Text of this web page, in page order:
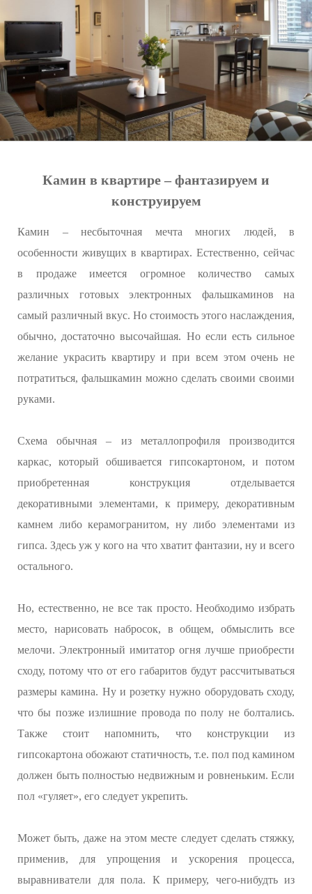
Камин в квартире – фантазируем и
конструируем
Камин – несбыточная мечта многих людей, в
особенности живущих в квартирах. Естественно, сейчас
в продаже имеется огромное количество самых
различных готовых электронных фальшкаминов на
самый различный вкус. Но стоимость этого наслаждения,
обычно, достаточно высочайшая. Но если есть сильное
желание украсить квартиру и при всем этом очень не
потратиться, фальшкамин можно сделать своими своими
руками.
Схема обычная – из металлопрофиля производится
каркас, который обшивается гипсокартоном, и потом
приобретенная конструкция отделывается
декоративными элементами, к примеру, декоративным
камнем либо керамогранитом, ну либо элементами из
гипса. Здесь уж у кого на что хватит фантазии, ну и всего
остального.
Но, естественно, не все так просто. Необходимо избрать
место, нарисовать набросок, в общем, обмыслить все
мелочи. Электронный имитатор огня лучше приобрести
сходу, потому что от его габаритов будут рассчитываться
размеры камина. Ну и розетку нужно оборудовать сходу,
что бы позже излишние провода по полу не болтались.
Также стоит напомнить, что конструкции из
гипсокартона обожают статичность, т.е. пол под камином
должен быть полностью недвижным и ровненьким. Если
пол «гуляет», его следует укрепить.
Может быть, даже на этом месте следует сделать стяжку,
применив, для упрощения и ускорения процесса,
выравниватели для пола. К примеру, чего-нибудть из